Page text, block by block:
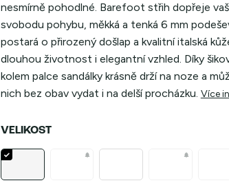
nesmírně pohodlné. Barefoot střih dopřeje
svobodu pohybu, měkká a tenká 6 mm
postará o přirozený došlap a kvalitní italská
dlouhou životnost i elegantní vzhled. Díky
kolem palce sandálky krásně drží na noze a
nich bez obav vydat i na delší procházku. Více
VELIKOST